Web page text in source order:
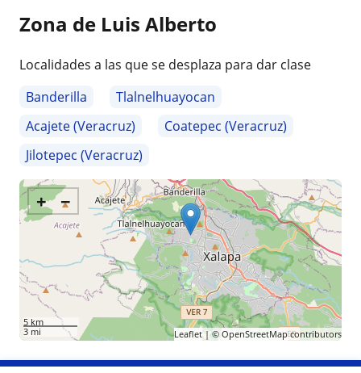
Zona de Luis Alberto
Localidades a las que se desplaza para dar clase
Banderilla
Tlalnelhuayocan
Acajete (Veracruz)
Coatepec (Veracruz)
Jilotepec (Veracruz)
+ −
5 km
3 mi
Leaflet| © OpenStreetMapcontributors